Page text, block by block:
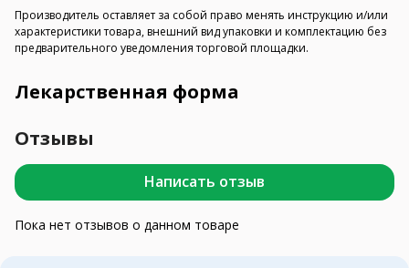
Производитель оставляет за собой право менять инструкцию и/или
характеристики товара, внешний вид упаковки и комплектацию без
предварительного уведомления торговой площадки.
Лекарственная форма
Отзывы
Написать отзыв
Пока нет отзывов о данном товаре